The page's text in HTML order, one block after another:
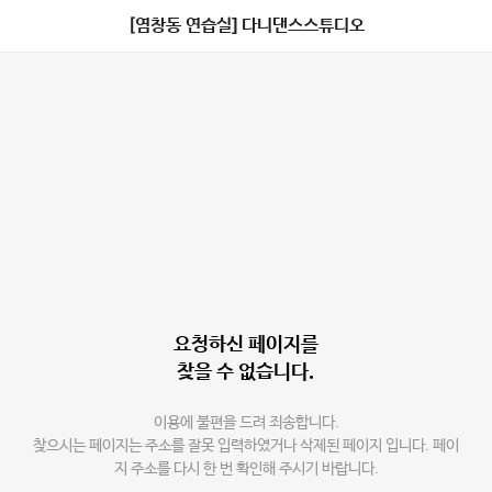
[염창동 연습실] 다니댄스스튜디오
요청하신 페이지를
찾을 수 없습니다.
이용에 불편을 드려 죄송합니다.
찾으시는 페이지는 주소를 잘못 입력하였거나 삭제된 페이지 입니다. 페이
지 주소를 다시 한 번 확인해 주시기 바랍니다.